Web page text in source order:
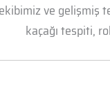
ve gelişmiş
kaçağı tespiti,